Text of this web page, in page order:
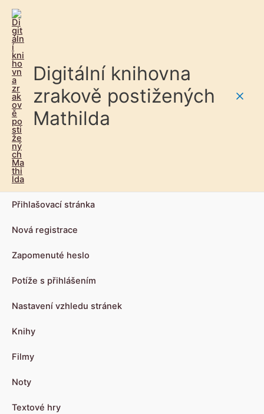
Digitální knihovna
zrakově postižených
Mathilda
Přihlašovací stránka
Nová registrace
Zapomenuté heslo
Potíže s přihlášením
Nastavení vzhledu stránek
Knihy
Filmy
Noty
Textové hry